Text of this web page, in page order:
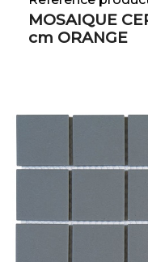
MOSAIQUE
cm ORANGE